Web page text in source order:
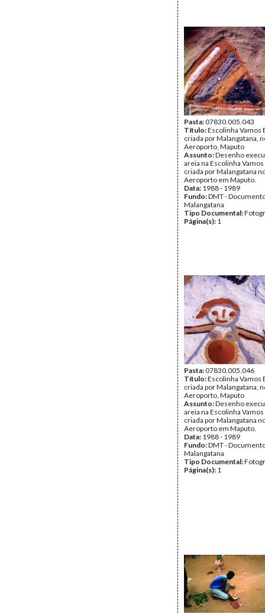
Pasta:07830.005.043
Título:Escolinha Vamos
criada por Malangatana,
Aeroporto, Maputo
Assunto:Desenho
areia na Escolinha
criada por Malangatana
Aeroporto em Maputo.
Data: 1988 - 1989
Fundo:DMT -
Malangatana
Tipo Documental:
Página(s): 1
Pasta:07830.005.046
Título:Escolinha Vamos
criada por Malangatana,
Aeroporto, Maputo
Assunto:Desenho
areia na Escolinha
criada por Malangatana
Aeroporto em Maputo.
Data: 1988 - 1989
Fundo:DMT -
Malangatana
Tipo Documental:
Página(s): 1